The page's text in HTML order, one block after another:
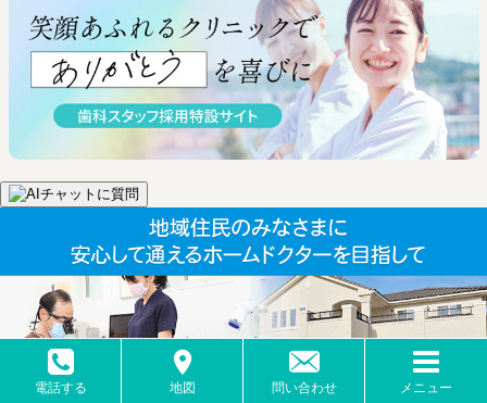
電話する 地図 問い合わせ メニュー